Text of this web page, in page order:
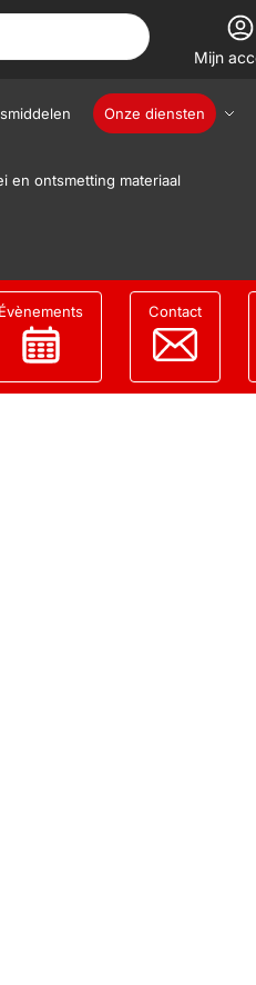
Mijn
Onze diensten
en ontsmetting materiaal
Évènements Contact